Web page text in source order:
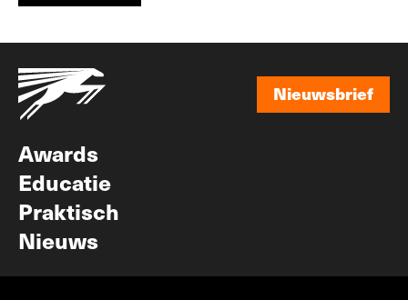
Nieuwsbrief
Awards
Educatie
Praktisch
Nieuws